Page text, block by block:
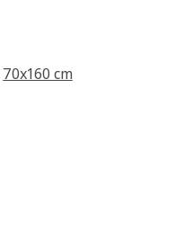
70x160 cm
stjärnor. Totalt antal